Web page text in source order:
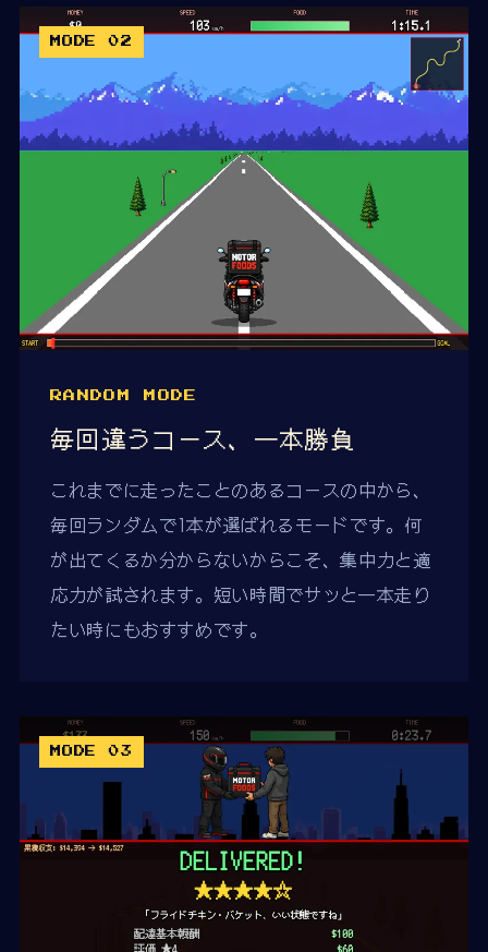
MODE 02
RANDOM MODE
毎回違うコース、一本勝負
これまでに走ったことのあるコースの中から、
毎回ランダムで1本が選ばれるモードです。何
が出てくるか分からないからこそ、集中力と適
応力が試されます。短い時間でサッと一本走り
たい時にもおすすめです。
MODE 03